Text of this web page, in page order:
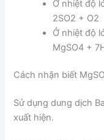
Ở nhiệt độ
2SO2 + O2
Ở nhiệt độ
MgSO4 +
Cách nhận biết
Sử dụng dung dịch
xuất hiện.